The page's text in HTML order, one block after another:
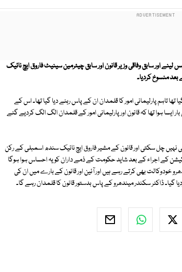
اور سابق وفاقی وزیر قانون اور سابق چیئرمین سینیٹ فاروق ایچ نائیک
منسوخ کردیا۔
تاہم پارلیمانی امور کا قلمدان ان کے پاس رہنے دیا گیا تھا۔ اس کے
ایسا ہوا تھا کہ قانون اور پارلیمانی امور کے قلمدان الگ الگ کردیے گئے
نہیں چل سکتی اور قانون کے مشیر فاروق ایچ نائیک سندھ اسمبلی کے رکن
کے اجراء کے بعد شاید حکومت کے ذمے داران کو یہ احساس ہوا ہوگا
خودوکالت بھی کرتے رہے ہیں اور آئین اور قانون کے بارے میں ان کی
ڈاکٹر سکندر میندھرو کے پاس بدستور قانون کا قلمدان رہے گا۔